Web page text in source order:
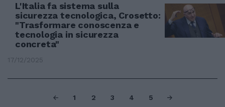
L'Italia fa sistema sulla
sicurezza tecnologica, Crosetto:
"Trasformare conoscenza e
tecnologia in sicurezza
concreta"
17/12/2025
1 2 3 4 5